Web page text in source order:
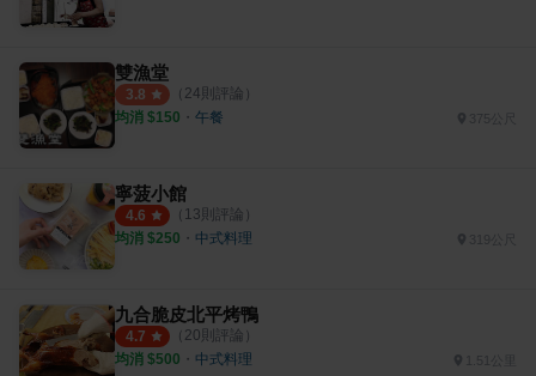
雙漁堂
3.8 （ 24則評論）
均消 $150 ・ 午餐 375公尺
寧菠小館
4.6 （ 13則評論）
均消 $250 ・ 中式料理
九合脆皮北平烤鴨
4.7 （ 20則評論）
均消 $500 ・ 中式料理 1.51公里